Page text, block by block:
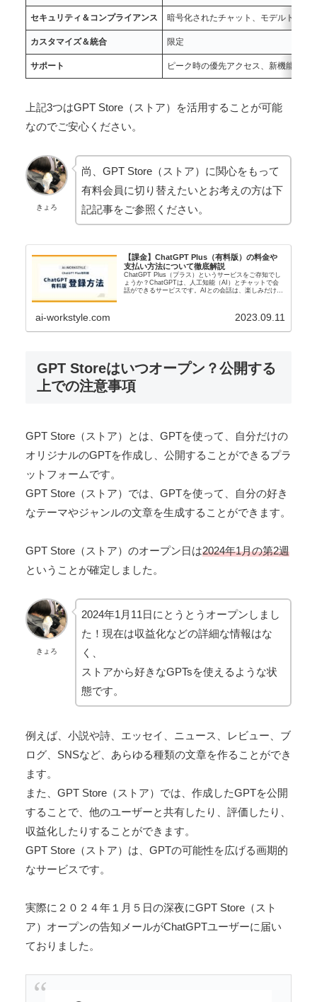
セキュリティ＆コンプライアンス 暗号化されたチャット、モデルトレー
カスタマイズ＆統合 限定
サポート ピーク時の優先アクセス、新機能への
上記3つはGPT Store（ストア）を活用することが可能
なのでご安心ください。
きょろ
尚、GPT Store（ストア）に関心をもって
有料会員に切り替えたいとお考えの方は下
記記事をご参照ください。
【課金】ChatGPT Plus（有料版）の料金や
支払い方法について徹底解説
ChatGPT Plus（プラス）というサービスをご存知でし
ょうか？ChatGPTは、人工知能（AI）とチャットで会
話ができるサービスです。AIとの会話は、楽しみだけで
ai-workstyle.com 2023.09.11
GPT Storeはいつオープン？公開する
上での注意事項
GPT Store（ストア）とは、GPTを使って、自分だけの
オリジナルのGPTを作成し、公開することができるプラ
ットフォームです。
GPT Store（ストア）では、GPTを使って、自分の好き
なテーマやジャンルの文章を生成することができます。
GPT Store（ストア）のオープン日は2024年1月の第2週
ということが確定しました。
きょろ
2024年1月11日にとうとうオープンしまし
た！現在は収益化などの詳細な情報はな
く、
ストアから好きなGPTsを使えるような状
態です。
例えば、小説や詩、エッセイ、ニュース、レビュー、ブ
ログ、SNSなど、あらゆる種類の文章を作ることができ
ます。
また、GPT Store（ストア）では、作成したGPTを公開
することで、他のユーザーと共有したり、評価したり、
収益化したりすることができます。
GPT Store（ストア）は、GPTの可能性を広げる画期的
なサービスです。
実際に２０２４年１月５日の深夜にGPT Store（スト
ア）オープンの告知メールがChatGPTユーザーに届い
ておりました。